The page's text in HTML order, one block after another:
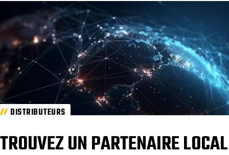
DISTRIBUTEURS
TROUVEZ UN PARTENAIRE LOCAL